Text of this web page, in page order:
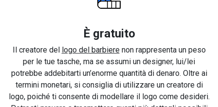
È gratuito
Il creatore del logo del barbierenon rappresenta un peso
per le tue tasche, ma se assumi un designer, lui/lei
potrebbe addebitarti un’enorme quantità di denaro. Oltre ai
termini monetari, si consiglia di utilizzare un creatore di
logo, poiché ti consente di modellare il logo come desideri.